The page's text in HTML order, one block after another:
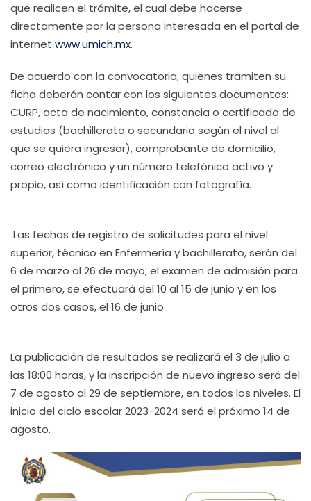
que realicen el trámite, el cual debe hacerse
directamente por la persona interesada en el portal de
internet www.umich.mx.
De acuerdo con la convocatoria, quienes tramiten su
ficha deberán contar con los siguientes documentos:
CURP, acta de nacimiento, constancia o certificado de
estudios (bachillerato o secundaria según el nivel al
que se quiera ingresar), comprobante de domicilio,
correo electrónico y un número telefónico activo y
propio, así como identificación con fotografía.
Las fechas de registro de solicitudes para el nivel
superior, técnico en Enfermería y bachillerato, serán del
6 de marzo al 26 de mayo; el examen de admisión para
el primero, se efectuará del 10 al 15 de junio y en los
otros dos casos, el 16 de junio.
La publicación de resultados se realizará el 3 de julio a
las 18:00 horas, y la inscripción de nuevo ingreso será del
7 de agosto al 29 de septiembre, en todos los niveles. El
inicio del ciclo escolar 2023-2024 será el próximo 14 de
agosto.